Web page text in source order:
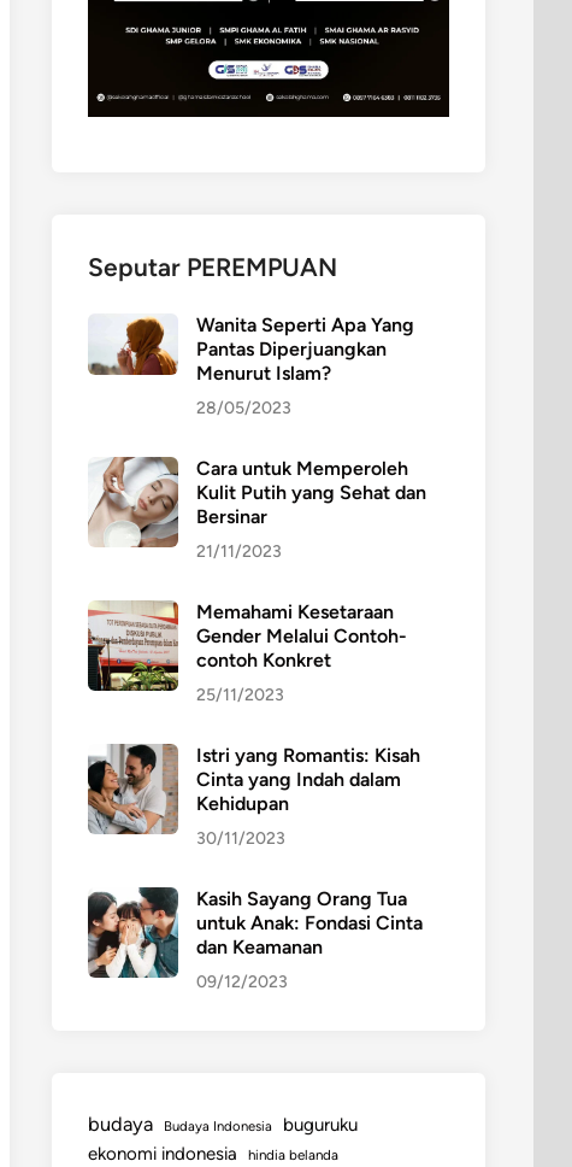
Seputar PEREMPUAN
Wanita Seperti Apa Yang
Pantas Diperjuangkan
Menurut Islam?
28/05/2023
Cara untuk Memperoleh
Kulit Putih yang Sehat dan
Bersinar
21/11/2023
Memahami Kesetaraan
Gender Melalui Contoh-
contoh Konkret
25/11/2023
Istri yang Romantis: Kisah
Cinta yang Indah dalam
Kehidupan
30/11/2023
Kasih Sayang Orang Tua
untuk Anak: Fondasi Cinta
dan Keamanan
09/12/2023
budaya Budaya Indonesia
buguruku
ekonomi indonesia
hindia belanda